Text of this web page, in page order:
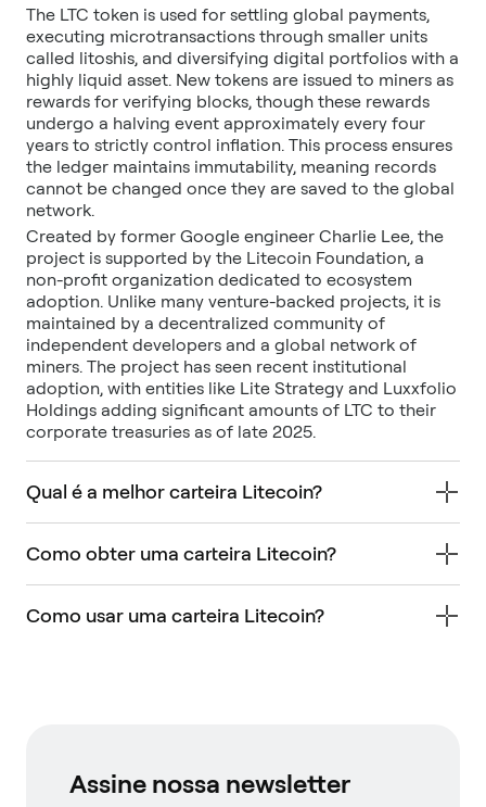
The LTC token is used for settling global payments,
executing microtransactions through smaller units
called litoshis, and diversifying digital portfolios with a
highly liquid asset. New tokens are issued to miners as
rewards for verifying blocks, though these rewards
undergo a halving event approximately every four
years to strictly control inflation. This process ensures
the ledger maintains immutability, meaning records
cannot be changed once they are saved to the global
network.
Created by former Google engineer Charlie Lee, the
project is supported by the Litecoin Foundation, a
non-profit organization dedicated to ecosystem
adoption. Unlike many venture-backed projects, it is
maintained by a decentralized community of
independent developers and a global network of
miners. The project has seen recent institutional
adoption, with entities like Lite Strategy and Luxxfolio
Holdings adding significant amounts of LTC to their
corporate treasuries as of late 2025.
Qual é a melhor carteira Litecoin?
Como obter uma carteira Litecoin?
Como usar uma carteira Litecoin?
Assine nossa newsletter